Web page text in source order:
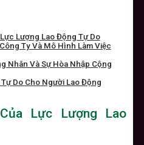
Lượng Lao Động Tự Do
Ty Và Mô Hình Làm Việc
Nhân Và Sự Hòa Nhập Cộng
Do Cho Người Lao Động
Lực Lượng Lao